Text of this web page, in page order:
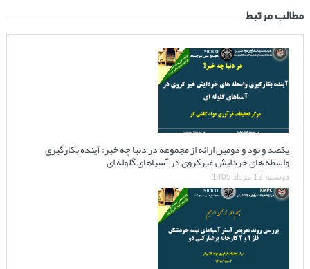
مطالب مرتبط
یکصد و نود و دومین ارائه از مجموعه در دنیا چه خبر: آینده بکارگیری
واسطه های خردایش غیرکروی در آسیاهای گلوله ای
دوشنبه 12 مرداد 1405